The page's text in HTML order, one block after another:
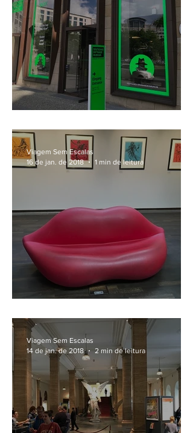
Viagem Sem Escalas
16 de jan. de 2018
1 min de leitura
Viagem Sem Escalas
14 de jan. de 2018
2 min de leitura